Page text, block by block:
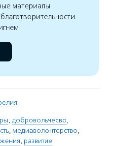
материалы
, добровольчесво,
, медиаволонтерство,
, развитие